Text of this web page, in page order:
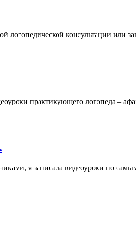
логопедической консультации или
практикующего логопеда –
я записала видеоуроки по